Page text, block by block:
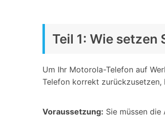
Teil 1: Wie
Um Ihr Motorola-Telefon auf
Telefon korrekt
Voraussetzung: Sie müssen die